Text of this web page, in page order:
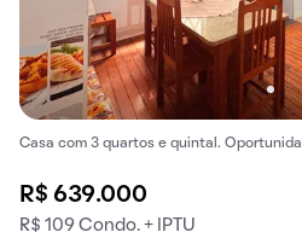
Casa com 3 quartos e quintal.
R$ 639.000
R$ 109 Condo. + IPTU